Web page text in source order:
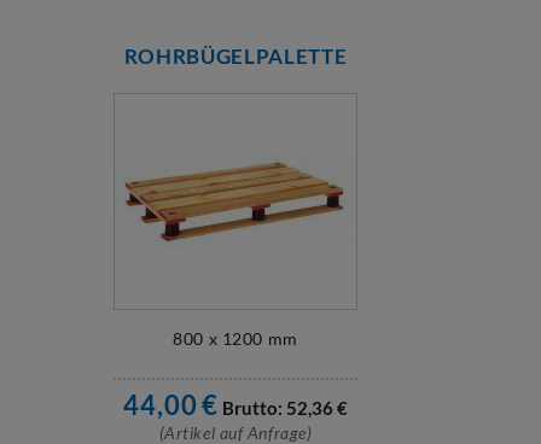
ROHRBÜGELPALETTE
800 x 1200 mm
44,00€ Brutto: 52,36€
(Artikel auf Anfrage)